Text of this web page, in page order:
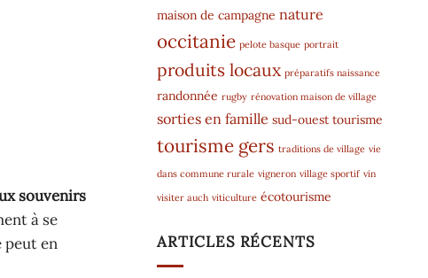
souvenirs
à se
peut en
maison de campagne nature
occitanie pelote basque portrait
produits locaux préparatifs naissance
randonnée rugby rénovation maison de village
sorties en famille sud-ouest tourisme
tourisme gers traditions de village vie
dans commune rurale vigneron village sportif vin
visiter auch viticulture écotourisme
ARTICLES RÉCENTS